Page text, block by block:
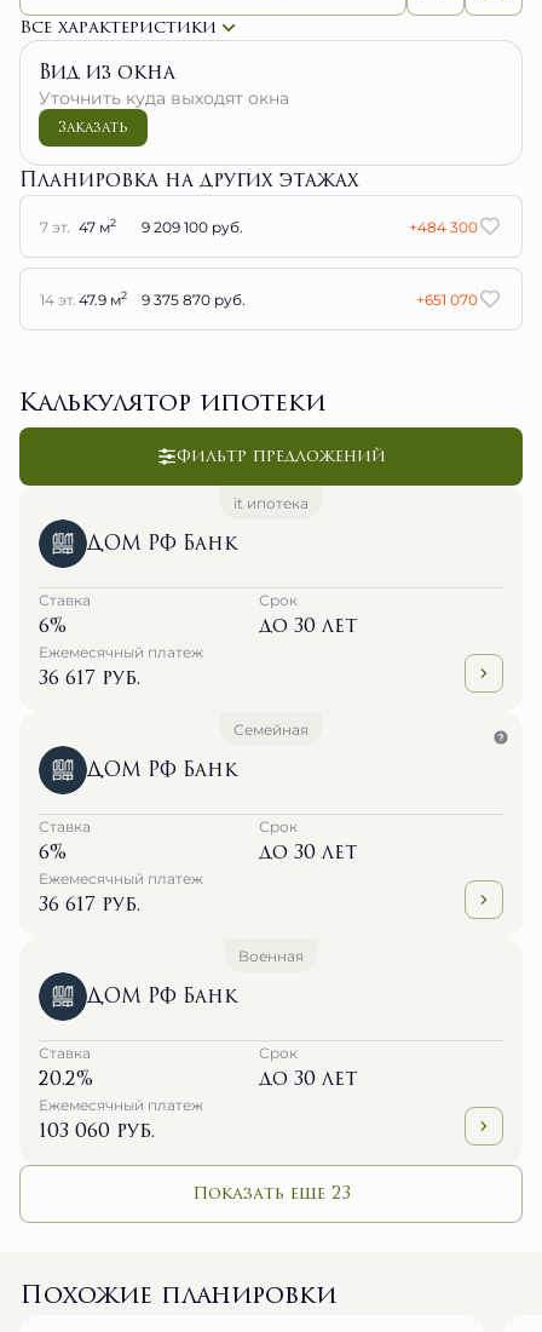
Все характеристики
Вид из окна
Уточнить куда выходят окна
Заказать
Планировка на других этажах
7 эт. 47 м2 9 209 100 руб. +484 300
14 эт. 47.9 м2 9 375 870 руб. +651 070
Калькулятор ипотеки
Фильтр предложений
it ипотека
ДОМ РФ Банк
Ставка
6%
Срок
до 30 лет
Ежемесячный платеж
36 617 руб.
Семейная
ДОМ РФ Банк
Ставка
6%
Срок
до 30 лет
Ежемесячный платеж
36 617 руб.
Военная
ДОМ РФ Банк
Ставка
20.2%
Срок
до 30 лет
Ежемесячный платеж
103 060 руб.
Показать еще 23
Похожие планировки